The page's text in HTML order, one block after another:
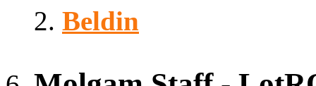
Beldin